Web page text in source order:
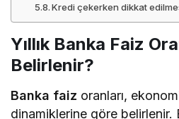
Kredi çekerken dikkat
Yıllık Banka Faiz
Belirlenir?
Banka faiz oranları,
dinamiklerine göre belirlenir.